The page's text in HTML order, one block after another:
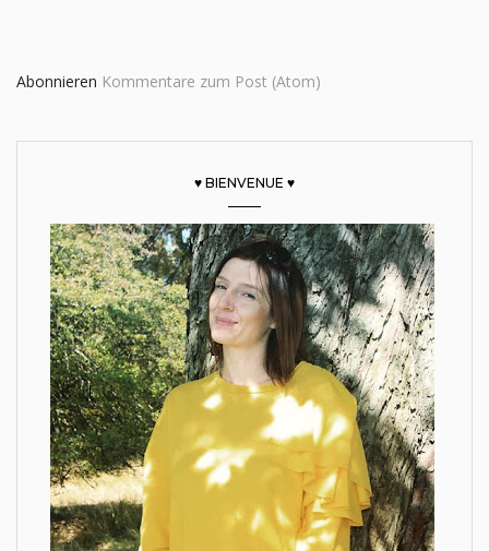
Abonnieren Kommentare zum Post (Atom)
♥ BIENVENUE ♥